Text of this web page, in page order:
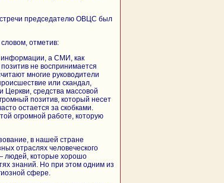
председателю ОВЦС был
отметив:
информации, а СМИ, как
не воспринимается
многие руководители
или скандал,
средства массовой
позитив, который несет
остается за скобками.
огромной работе, которую
в нашей стране
отраслях человеческого
людей, которые хорошо
знаний. Но при этом одним из
сфере.